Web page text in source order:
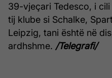
39-vjeçari Tedesco, i
tij klube si Schalke,
Leipzig, tani është në
ardhshme. /Telegrafi/